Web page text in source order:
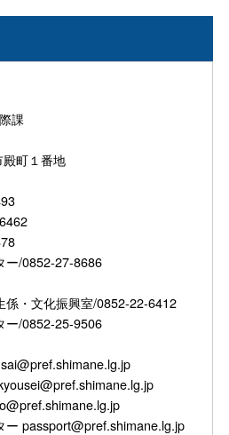
課
町１番地
ー/0852-27-8686
係・文化振興室/0852-22-6412
ー/0852-25-9506
ー passport@pref.shimane.lg.jp